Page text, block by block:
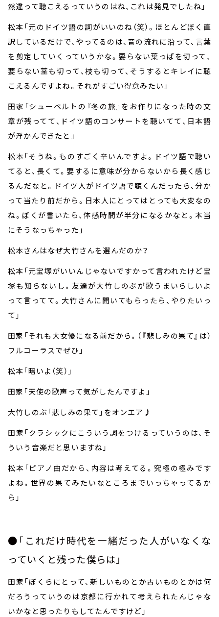
然違って聴こえるっていうのはね、これは発見でしたね」
松本「元のドイツ語の詞がいいのね（笑）。ほとんどぼく直
訳しているだけで、やってるのは、音の流れに沿って、言葉
を剪定していくっていうかな。要らない葉っぱを切って、
要らない茎も切って、枝も切って、そうするとキレイに聴
こえるんですよね。それがすごい得意みたい」
田家「シューベルトの『冬の旅』をお作りになった時の文
章が残ってて、ドイツ語のコンサートを聴いてて、日本語
が浮かんできたと」
松本「そうね。ものすごく辛いんですよ。ドイツ語で聴い
てると、長くて。要するに意味が分からないから長く感じ
るんだなと。ドイツ人がドイツ語で聴くんだったら、分か
って当たり前だから。日本人にとってはとっても大変なの
ね。ぼくが書いたら、体感時間が半分になるかなと。本当
にそうなっちゃった」
松本さんはなぜ大竹さんを選んだのか？
松本「元宝塚がいいんじゃないですかって言われたけど宝
塚も知らないし。友達が大竹しのぶが歌うまいらしいよ
って言ってて。大竹さんに聞いてもらったら、やりたいっ
て」
田家「それも大女優になる前だから。（『悲しみの果て』は）
フルコーラスでぜひ」
松本「暗いよ（笑）」
田家「天使の歌声って気がしたんですよ」
大竹しのぶ「悲しみの果て」をオンエア♪
田家「クラシックにこういう詞をつけるっていうのは、そ
ういう音楽だと思いますね」
松本「ピアノ曲だから、内容は考えてる。究極の極みです
よね。世界の果てみたいなところまでいっちゃってるか
ら」
●「これだけ時代を一緒だった人がいなくな
っていくと残った僕らは」
田家「ぼくらにとって、新しいものとか古いものとかは何
だろうっていうのは京都に行かれて考えられたんじゃな
いかなと思ったりもしてたんですけど」